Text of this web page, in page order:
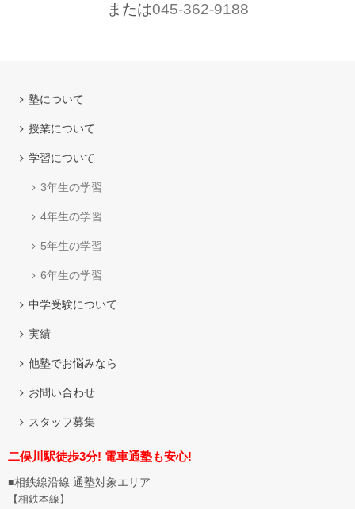
または045-362-9188
塾について
授業について
学習について
3年生の学習
4年生の学習
5年生の学習
6年生の学習
中学受験について
実績
他塾でお悩みなら
お問い合わせ
スタッフ募集
二俣川駅徒歩3分! 電車通塾も安心!
■相鉄線沿線 通塾対象エリア
【相鉄本線】